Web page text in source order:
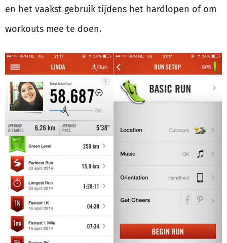
en het vaakst gebruik tijdens het hardlopen of om
workouts mee te doen.